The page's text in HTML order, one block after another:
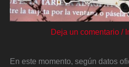
Deja un comentario /
En este momento, según datos